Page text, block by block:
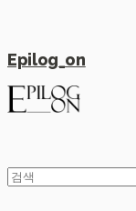
Epilog_on